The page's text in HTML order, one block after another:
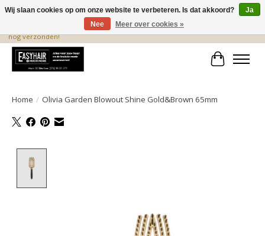
De beste produkten staan hier! Voor 15.00 uur besteld, wordt dezelfde dag
nog verzonden!
Home / Olivia Garden Blowout Shine Gold&Brown 65mm
Wij slaan cookies op om onze website te verbeteren. Is dat akkoord?
Ja
Nee
Meer over cookies »